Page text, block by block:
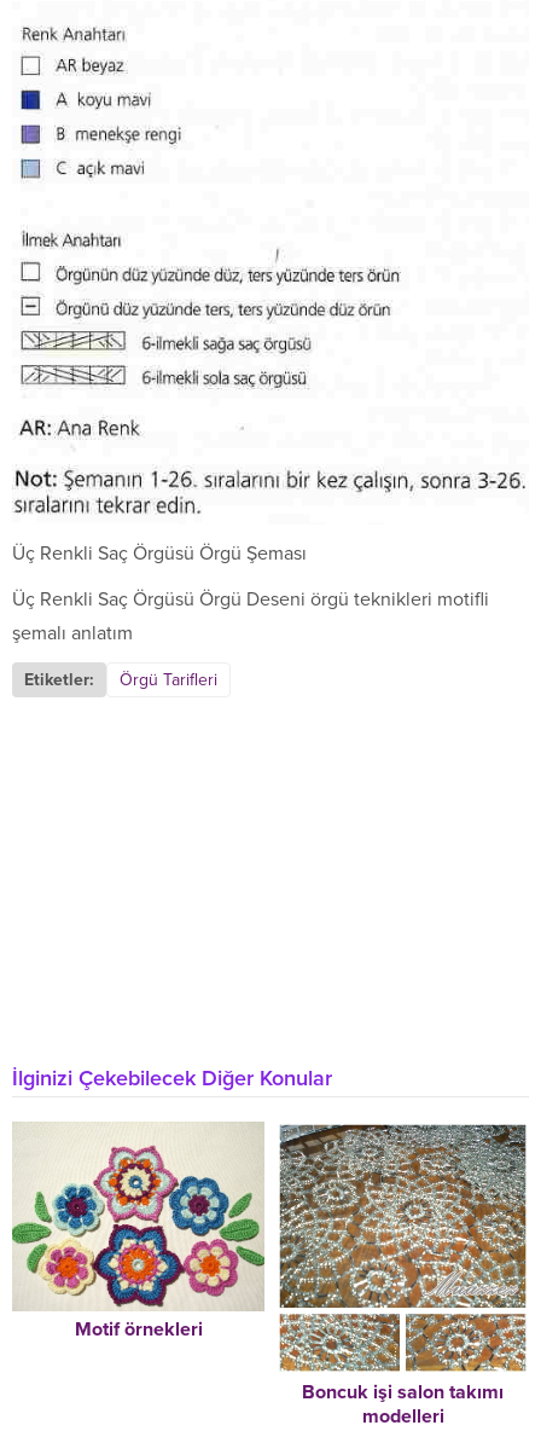
Üç Renkli Saç Örgüsü Örgü Şeması
Üç Renkli Saç Örgüsü Örgü Deseni örgü teknikleri motifli
şemalı anlatım
Etiketler: Örgü Tarifleri
İlginizi Çekebilecek Diğer Konular
Motif örnekleri
Boncuk işi salon takımı
modelleri